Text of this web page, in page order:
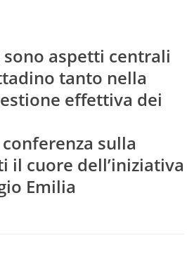
aspetti centrali
tanto nella
effettiva dei
sulla
il cuore dell’iniziativa
Emilia